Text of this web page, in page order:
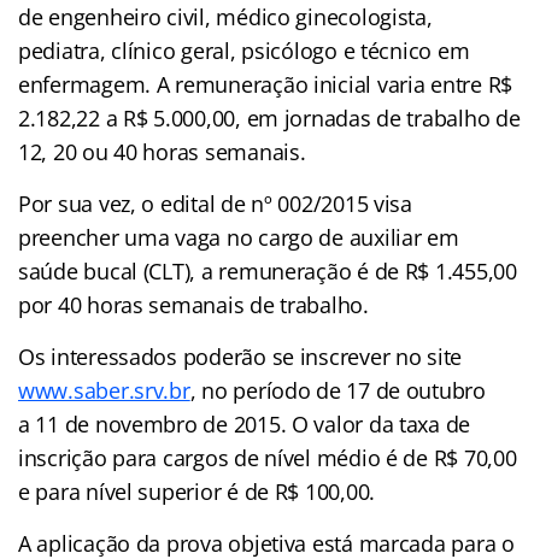
de engenheiro civil, médico ginecologista,
pediatra, clínico geral, psicólogo e técnico em
enfermagem. A remuneração inicial varia entre R$
2.182,22 a R$ 5.000,00, em jornadas de trabalho de
12, 20 ou 40 horas semanais.
Por sua vez, o edital de nº 002/2015 visa
preencher uma vaga no cargo de auxiliar em
saúde bucal (CLT), a remuneração é de R$ 1.455,00
por 40 horas semanais de trabalho.
Os interessados poderão se inscrever no site
www.saber.srv.br, no período de 17 de outubro
a 11 de novembro de 2015. O valor da taxa de
inscrição para cargos de nível médio é de R$ 70,00
e para nível superior é de R$ 100,00.
A aplicação da prova objetiva está marcada para o